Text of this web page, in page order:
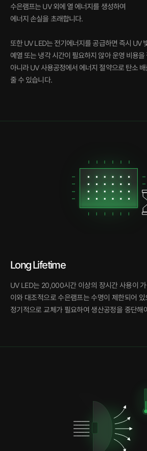
수은램프는 UV 외에 열 에너지를 생성하여
에너지 손실을 초래합니다.
또한 UV LED는 전기에너지를 공급하면 즉시 UV
예열 또는 냉각 시간이 필요하지 않아 운영 비용을
아니라 UV 사용공정에서 에너지 절약으로 탄소
줄 수 있습니다.
Long Lifetime
UV LED는 20,000시간 이상의 장시간 사용이
이와 대조적으로 수은램프는 수명이 제한되어 있
정기적으로 교체가 필요하여 생산공정을 중단해